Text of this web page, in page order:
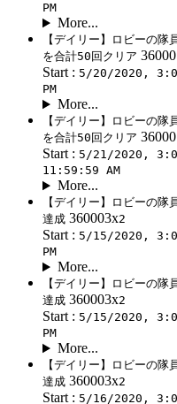
PM
More...
【デイリー】ロビーの
を合計50回クリア
Start : 5/20/2020,
PM
More...
【デイリー】ロビーの
を合計50回クリア
Start : 5/21/2020,
11:59:59 AM
More...
【デイリー】ロビーの
達成 360003x2
Start : 5/15/2020,
PM
More...
【デイリー】ロビーの
達成 360003x2
Start : 5/15/2020,
PM
More...
【デイリー】ロビーの
達成 360003x2
Start : 5/16/2020,